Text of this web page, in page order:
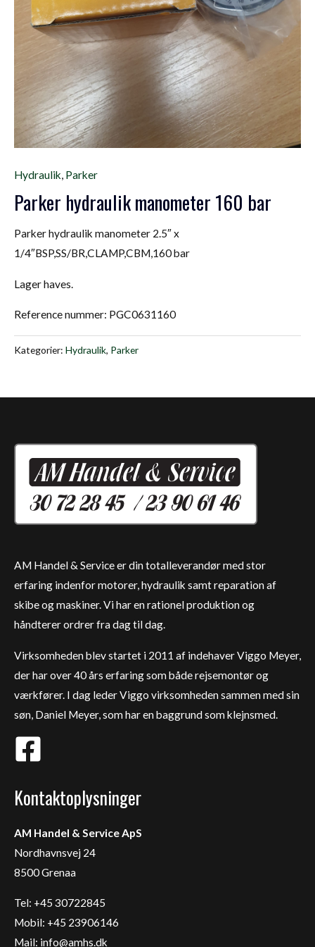
Hydraulik, Parker
Parker hydraulik manometer 160 bar
Parker hydraulik manometer 2.5″ x
1/4″BSP,SS/BR,CLAMP,CBM,160 bar
Lager haves.
Reference nummer: PGC0631160
Kategorier: Hydraulik, Parker
AM Handel & Service er din totalleverandør med stor
erfaring indenfor motorer, hydraulik samt reparation af
skibe og maskiner. Vi har en rationel produktion og
håndterer ordrer fra dag til dag.
Virksomheden blev startet i 2011 af indehaver Viggo Meyer,
der har over 40 års erfaring som både rejsemontør og
værkfører. I dag leder Viggo virksomheden sammen med sin
søn, Daniel Meyer, som har en baggrund som klejnsmed.
Kontaktoplysninger
AM Handel & Service ApS
Nordhavnsvej 24
8500 Grenaa
Tel: +45 30722845
Mobil: +45 23906146
Mail: info@amhs.dk